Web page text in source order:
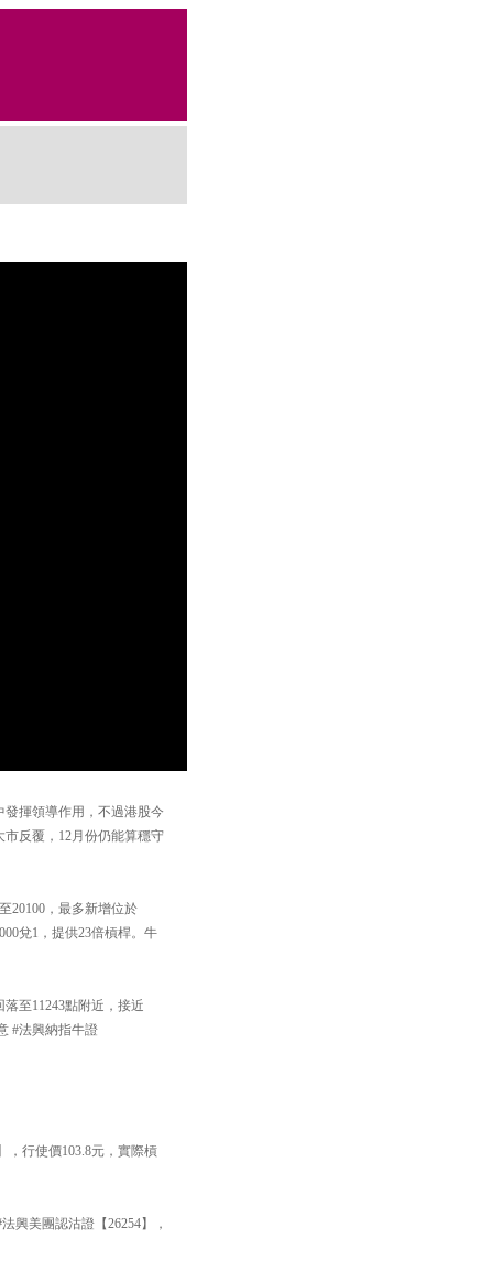
揮領導作用，不過港股今
市反覆，12月份仍能算穩守
20100，最多新增位於
兌1，提供23倍槓桿。牛
至11243點附近，接近
#法興納指牛證
，行使價103.8元，實際槓
興美團認沽證【26254】，